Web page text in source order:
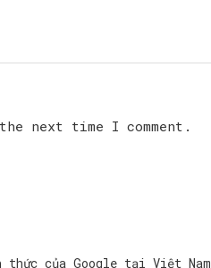
next time I comment.
của Google tại Việt Nam